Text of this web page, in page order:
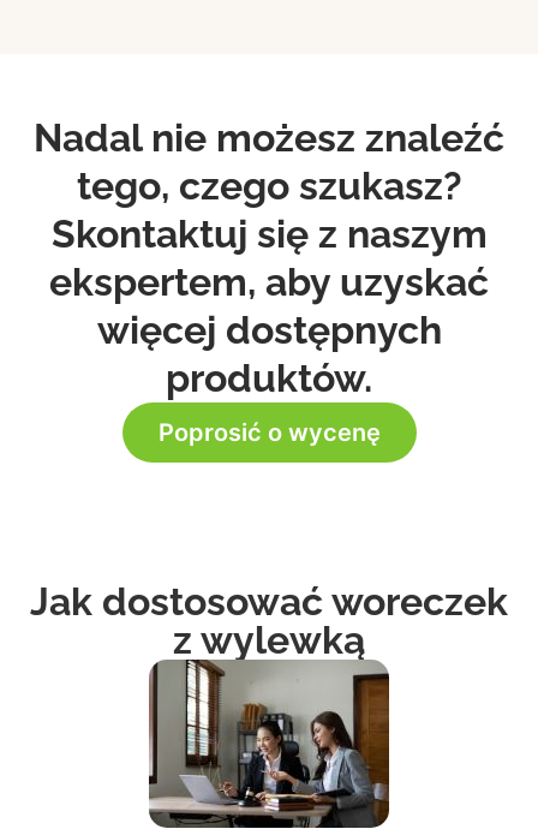
Nadal nie możesz znaleźć
tego, czego szukasz?
Skontaktuj się z naszym
ekspertem, aby uzyskać
więcej dostępnych
produktów.
Poprosić o wycenę
Jak dostosować woreczek
z wylewką